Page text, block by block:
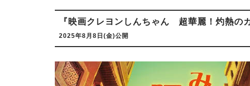
『映画クレヨンしんちゃん 超華麗！灼熱の
2025年8月8日(金)公開